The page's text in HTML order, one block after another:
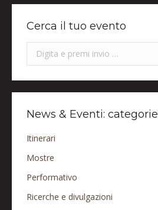
Cerca il tuo evento
Search:
News & Eventi: categorie
Itinerari
Mostre
Performativo
Ricerche e divulgazioni